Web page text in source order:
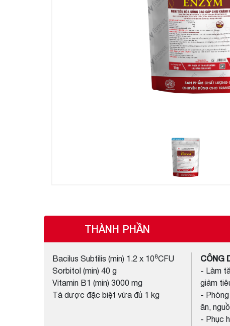
THÀNH PHẦN
Bacilus Subtilis (min) 1.2 x 108CFU
Sorbitol (min) 40 g
Vitamin B1 (min) 3000 mg
Tá dược đặc biệt vừa đủ 1 kg
CÔNG
- Làm
giảm
-
ăn,
- Phục